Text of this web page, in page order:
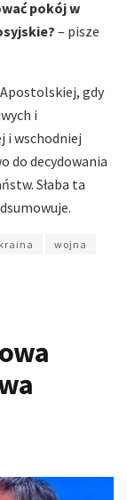
pokój w
– pisze
gdy
i
i wschodniej
do decydowania
Słaba ta
wojna